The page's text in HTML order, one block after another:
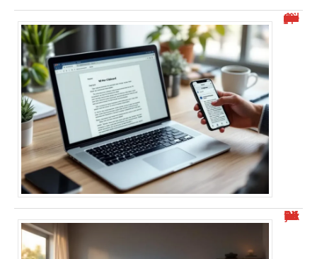
Où se trouve le presse-papier sur votre appareil ?
Wiflix nouvelle adresse : toutes les infos en juin 2025